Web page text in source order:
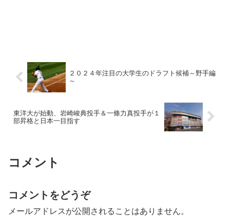
２０２４年注目の大学生のドラフト候補～野手編
～
東洋大が始動、岩崎峻典投手＆一條力真投手が１
部昇格と日本一目指す
コメント
コメントをどうぞ
メールアドレスが公開されることはありません。